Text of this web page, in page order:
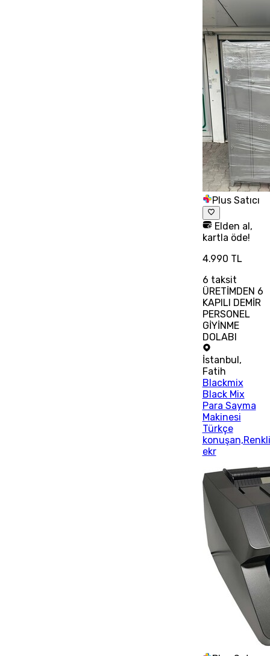
Plus Satıcı
Elden al,
kartla öde!
4.990 TL
6 taksit
ÜRETİMDEN 6
KAPILI DEMİR
PERSONEL
GİYİNME
DOLABI
İstanbul,
Fatih
Blackmix
Black Mix
Para Sayma
Makinesi
Türkçe
konuşan,Renkli
ekr